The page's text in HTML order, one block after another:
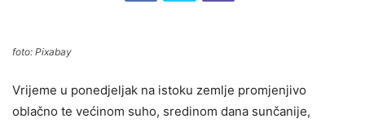
foto: Pixabay
Vrijeme u ponedjeljak na istoku zemlje promjenjivo
oblačno te većinom suho, sredinom dana sunčanije,